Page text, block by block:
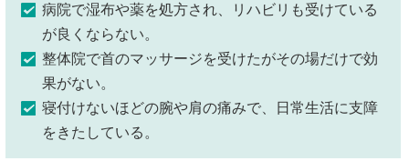
病院で湿布や薬を処方され、リハビリも受けている
が良くならない。
整体院で首のマッサージを受けたがその場だけで効
果がない。
寝付けないほどの腕や肩の痛みで、日常生活に支障
をきたしている。